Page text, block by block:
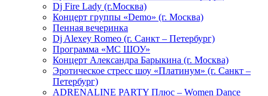
Dj Fire Lady (г.Москва)
Концерт группы «Demo» (г. Москва)
Пенная вечеринка
Dj Alexey Romeo (г. Санкт – Петербург)
Программа «МС ШОУ»
Концерт Александра Барыкина (г. Москва)
Эротическое стресс шоу «Платинум» (г. Санкт –
Петербург)
ADRENALINE PARTY Плюс – Women Dance